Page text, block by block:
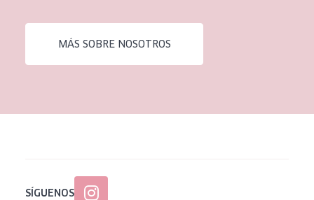
EDAD
MÁS SOBRE NOSOTROS
SÍGUENOS